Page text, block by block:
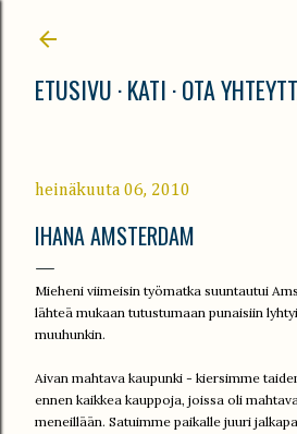
ETUSIVU KATI OTA
heinäkuuta 06, 2010
IHANA AMSTERDAM
Mieheni viimeisin työmatka suuntautui
lähteä mukaan tutustumaan punaisiin
muuhunkin.
Aivan mahtava kaupunki - kiersimme
ennen kaikkea kauppoja, joissa oli
meneillään. Satuimme paikalle juuri